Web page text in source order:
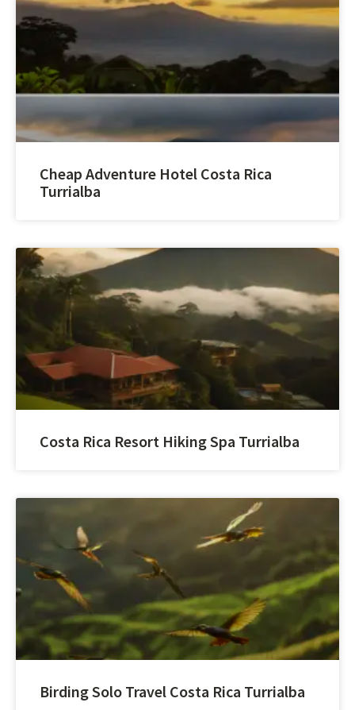
Cheap Adventure Hotel Costa Rica
Turrialba
Costa Rica Resort Hiking Spa Turrialba
Birding Solo Travel Costa Rica Turrialba